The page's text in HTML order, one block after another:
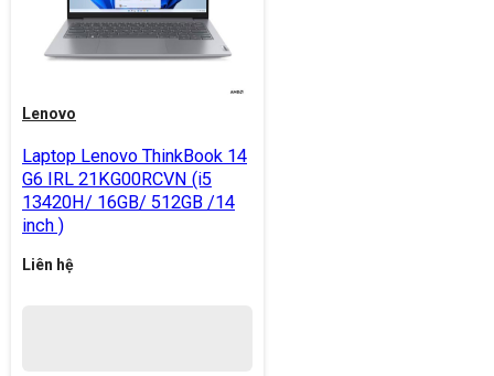
Lenovo
Laptop Lenovo ThinkBook 14
G6 IRL 21KG00RCVN (i5
13420H/ 16GB/ 512GB /14
inch )
Liên hệ